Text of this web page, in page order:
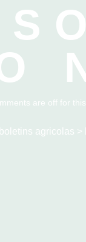
are off for this
agricolas >